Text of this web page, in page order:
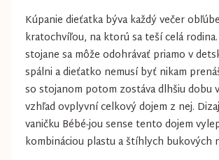
Kúpanie dieťatka býva každý večer
kratochvíľou, na ktorú sa teší celá
stojane sa môže odohrávať priamo v
spálni a dieťatko nemusí byť nikam
so stojanom potom zostáva dlhšiu dobu
vzhľad ovplyvní celkový dojem z nej.
vaničku Bébé-jou sense tento dojem
kombináciou plastu a štíhlych bukových